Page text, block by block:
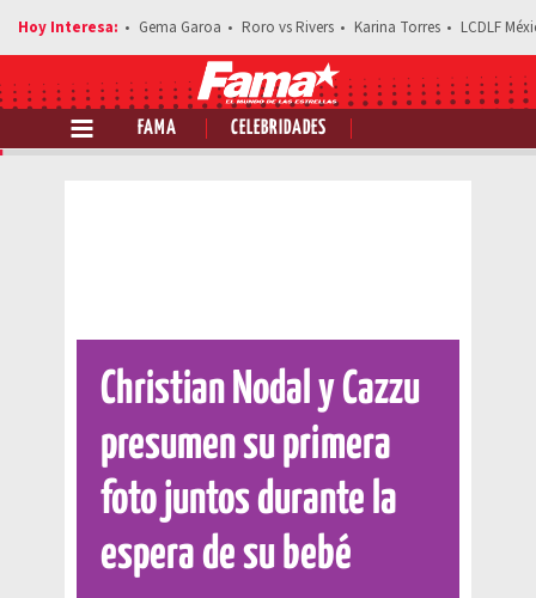
Gema Garoa Roro vs Rivers Karina Torres LCDLF
FAMA CELEBRIDADES
Comparte esta noticia
Christian Nodal y Cazzu
presumen su primera
foto juntos durante la
espera de su bebé